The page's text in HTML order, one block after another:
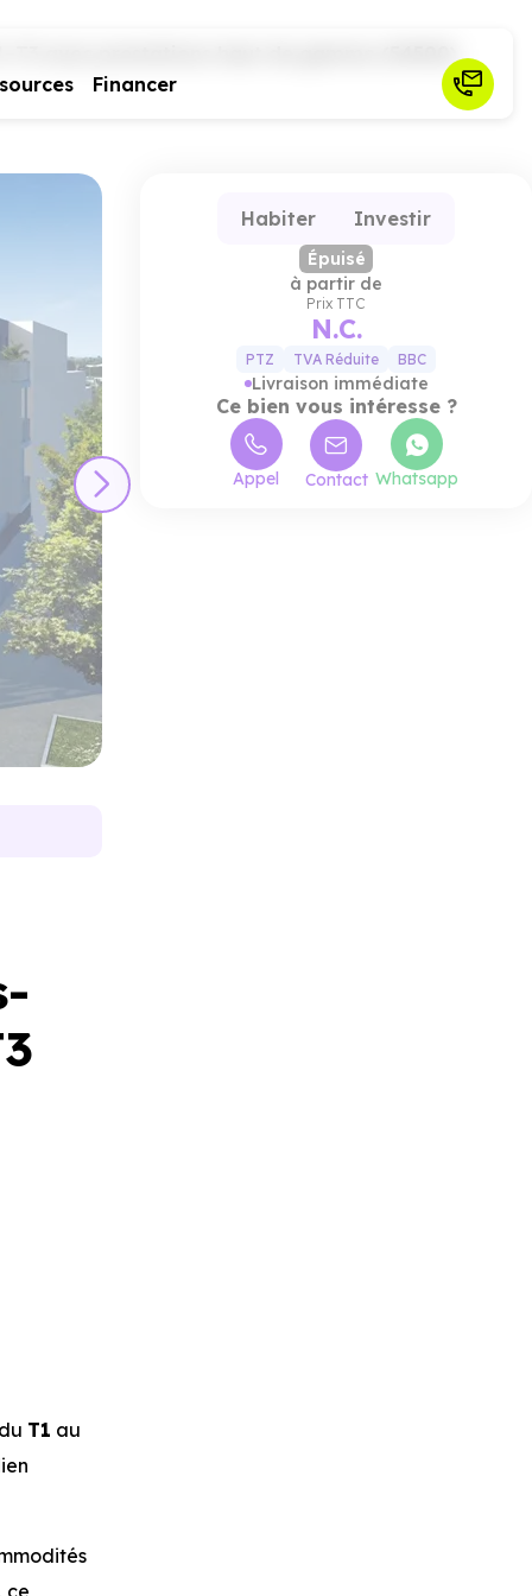
Financer
avec prestations haut de gamme (54500)
Habiter Investir
Épuisé
à partir de
Prix TTC
N.C.
PTZ TVA Réduite BBC
Livraison immédiate
Ce bien vous intéresse ?
Appel Contact Whatsapp
du T1 au
ce